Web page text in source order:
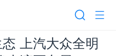
上汽大众全明